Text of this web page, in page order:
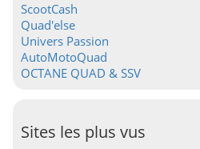
ScootCash
Quad'else
Univers Passion
AutoMotoQuad
OCTANE QUAD & SSV
Sites les plus vus